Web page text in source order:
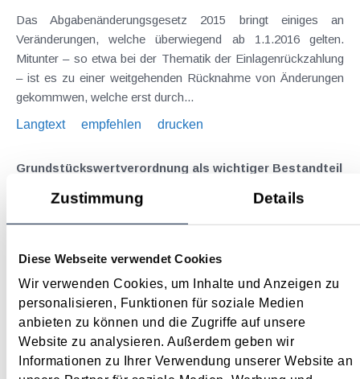
Zustimmung Details
Diese Webseite verwendet Cookies
Wir verwenden Cookies, um Inhalte und Anzeigen zu
personalisieren, Funktionen für soziale Medien
anbieten zu können und die Zugriffe auf unsere
Website zu analysieren. Außerdem geben wir
Informationen zu Ihrer Verwendung unserer Website an
Das Abgabenänderungsgesetz 2015 bringt einiges an
Veränderungen, welche überwiegend ab 1.1.2016 gelten.
Mitunter – so etwa bei der Thematik der Einlagenrückzahlung
– ist es zu einer weitgehenden Rücknahme von Änderungen
gekommwen, welche erst durch...
Langtext
empfehlen drucken
Grundstückswertverordnung als wichtiger Bestandteil
gekennzeichnet, dass anstelle des (dreifachen) Einheitswertes
ab 1.1.2016 der sogenannte Grundstückswert als
Bemessungsgrundlage gilt, welcher deutlich näher am
Verkehrswert liegt und somit bei unentgeltlichen...
Langtext
empfehlen drucken